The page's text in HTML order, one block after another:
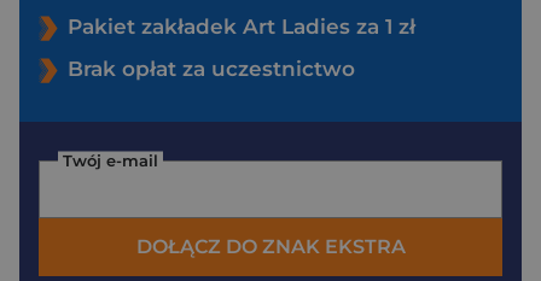
Pakiet zakładek Art Ladies za 1 zł
Brak opłat za uczestnictwo
Twój e-mail
DOŁĄCZ DO ZNAK EKSTRA